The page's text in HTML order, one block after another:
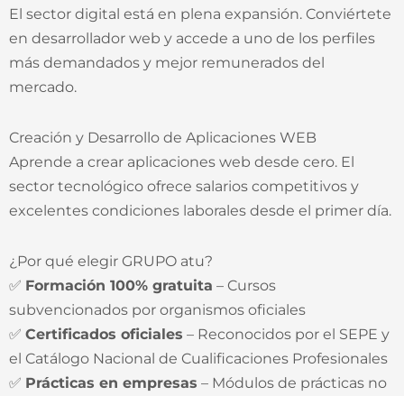
El sector digital está en plena expansión. Conviértete
en desarrollador web y accede a uno de los perfiles
más demandados y mejor remunerados del
mercado.
Creación y Desarrollo de Aplicaciones WEB
Aprende a crear aplicaciones web desde cero. El
sector tecnológico ofrece salarios competitivos y
excelentes condiciones laborales desde el primer día.
¿Por qué elegir GRUPO atu?
✅ Formación 100% gratuita – Cursos
subvencionados por organismos oficiales
✅ Certificados oficiales – Reconocidos por el SEPE y
el Catálogo Nacional de Cualificaciones Profesionales
✅ Prácticas en empresas – Módulos de prácticas no